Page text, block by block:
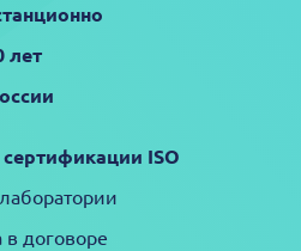
лет
сертификации ISO
лаборатории
в договоре